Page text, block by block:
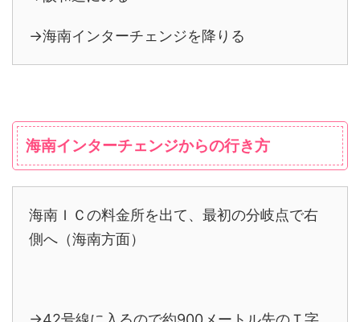
→海南インターチェンジを降りる
海南インターチェンジからの行き方
海南ＩＣの料金所を出て、最初の分岐点で右
側へ（海南方面）